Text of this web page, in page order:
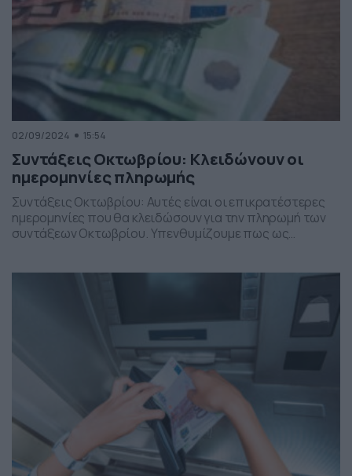
02/09/2024 15:54
Συντάξεις Οκτωβρίου: Κλειδώνουν οι
ημερομηνίες πληρωμής
Συντάξεις Οκτωβρίου: Αυτές είναι οι επικρατέστερες
ημερομηνίες που θα κλειδώσουν για την πληρωμή των
συντάξεων Οκτωβρίου. Υπενθυμίζουμε πως ως
προτελευταία εργάσιμη ημέρα του προηγούμενου μήνα